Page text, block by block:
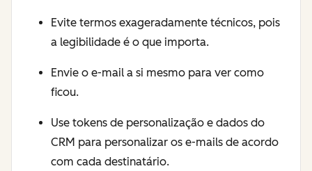
Evite termos exageradamente técnicos, pois
a legibilidade é o que importa.
Envie o e-mail a si mesmo para ver como
ficou.
Use tokens de personalização e dados do
CRM para personalizar os e-mails de acordo
com cada destinatário.